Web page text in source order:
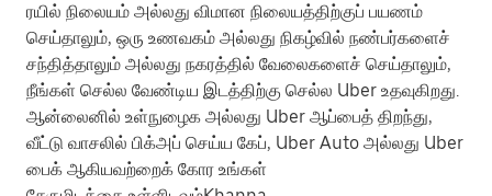
ரயில் நிலையம் அல்லது விமான நிலையத்திற்குப் பயணம்
செய்தாலும், ஒரு உணவகம் அல்லது நிகழ்வில் நண்பர்களைச்
சந்தித்தாலும் அல்லது நகரத்தில் வேலைகளைச் செய்தாலும்,
நீங்கள் செல்ல வேண்டிய இடத்திற்கு செல்ல Uber உதவுகிறது.
ஆன்லைனில் உள்நுழைக அல்லது Uber ஆப்பைத் திறந்து,
வீட்டு வாசலில் பிக்அப் செய்ய கேப், Uber Auto அல்லது Uber
பைக் ஆகியவற்றைக் கோர உங்கள்